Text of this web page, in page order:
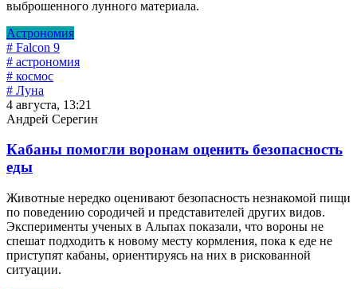
выброшенного лунного материала.
Астрономия
# Falcon 9
# астрономия
# космос
# Луна
4 августа, 13:21
Андрей Серегин
Кабаны помогли воронам оценить безопасность
еды
Животные нередко оценивают безопасность незнакомой пищи
по поведению сородичей и представителей других видов.
Эксперименты ученых в Альпах показали, что вороны не
спешат подходить к новому месту кормления, пока к еде не
приступят кабаны, ориентируясь на них в рискованной
ситуации.